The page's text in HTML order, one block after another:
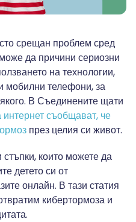
срещан проблем сред
да причини сериозни
на технологии,
мобилни телефони, за
В Съединените щати
интернет съобщават, че
през целия си живот.
които можете да
детето си от
онлайн. В тази статия
кибертормоза и